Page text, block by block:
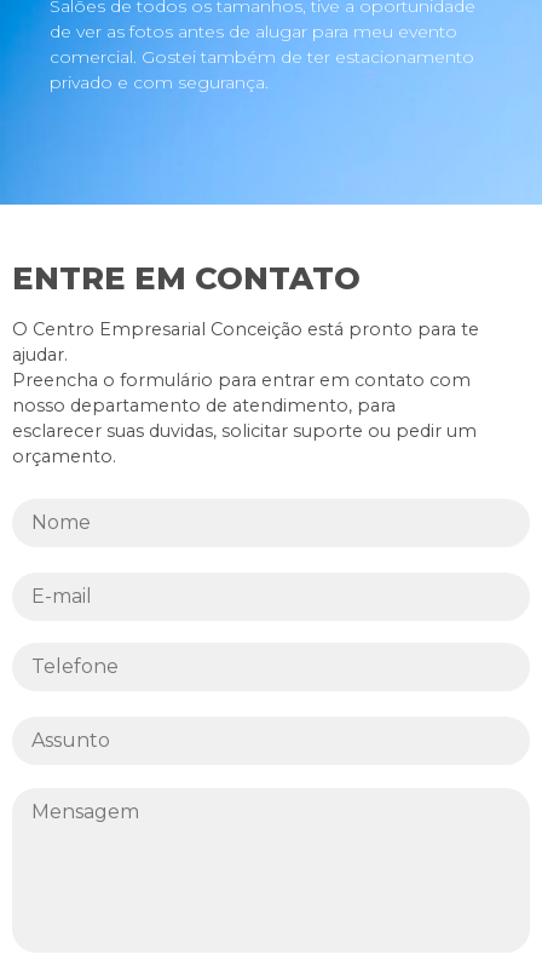
Salões de todos os tamanhos, tive a oportunidade
de ver as fotos antes de alugar para meu evento
comercial. Gostei também de ter estacionamento
privado e com segurança.
ENTRE EM CONTATO
O Centro Empresarial Conceição está pronto para te
ajudar.
Preencha o formulário para entrar em contato com
nosso departamento de atendimento, para
esclarecer suas duvidas, solicitar suporte ou pedir um
orçamento.